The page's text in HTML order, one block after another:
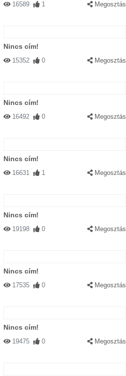
16589 1 Megosztás
Nincs cím!
15352 0 Megosztás
Nincs cím!
16492 0 Megosztás
Nincs cím!
16631 1 Megosztás
Nincs cím!
19198 0 Megosztás
Nincs cím!
17535 0 Megosztás
Nincs cím!
19475 0 Megosztás